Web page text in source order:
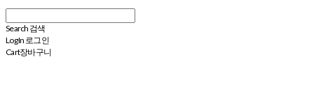
Search 검색
Log In 로그인
Cart장바구니